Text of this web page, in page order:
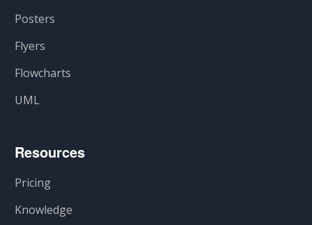
Posters
Flyers
Flowcharts
UML
Resources
Pricing
Knowledge